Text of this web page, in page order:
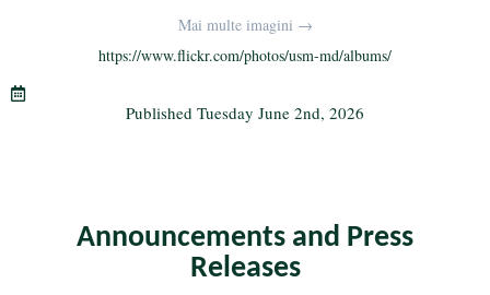
r a
m
ailre
Mai multe imagini →
https://www.flickr.com/photos/usm-md/albums/
Published Tuesday June 2nd, 2026
Announcements and Press
Releases